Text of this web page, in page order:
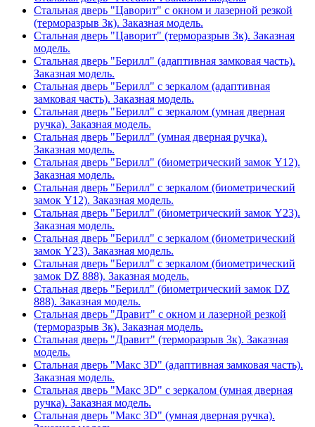
Стальная дверь "Цаворит" с окном и лазерной резкой
(терморазрыв 3к). Заказная модель.
Стальная дверь "Цаворит" (терморазрыв 3к). Заказная
модель.
Стальная дверь "Берилл" (адаптивная замковая часть).
Заказная модель.
Стальная дверь "Берилл" с зеркалом (адаптивная
замковая часть). Заказная модель.
Стальная дверь "Берилл" с зеркалом (умная дверная
ручка). Заказная модель.
Стальная дверь "Берилл" (умная дверная ручка).
Заказная модель.
Стальная дверь "Берилл" (биометрический замок Y12).
Заказная модель.
Стальная дверь "Берилл" с зеркалом (биометрический
замок Y12). Заказная модель.
Стальная дверь "Берилл" (биометрический замок Y23).
Заказная модель.
Стальная дверь "Берилл" с зеркалом (биометрический
замок Y23). Заказная модель.
Стальная дверь "Берилл" с зеркалом (биометрический
замок DZ 888). Заказная модель.
Стальная дверь "Берилл" (биометрический замок DZ
888). Заказная модель.
Стальная дверь "Дравит" с окном и лазерной резкой
(терморазрыв 3к). Заказная модель.
Стальная дверь "Дравит" (терморазрыв 3к). Заказная
модель.
Стальная дверь "Макс 3D" (адаптивная замковая часть).
Заказная модель.
Стальная дверь "Макс 3D" с зеркалом (умная дверная
ручка). Заказная модель.
Стальная дверь "Макс 3D" (умная дверная ручка).